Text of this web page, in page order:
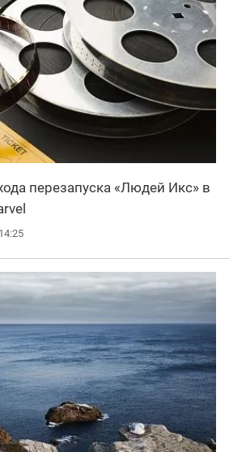
перезапуска «Людей Икс» в